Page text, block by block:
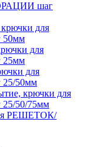
шаг
для
для
для
50мм
крючки для
50/75мм
РЕШЕТОК/